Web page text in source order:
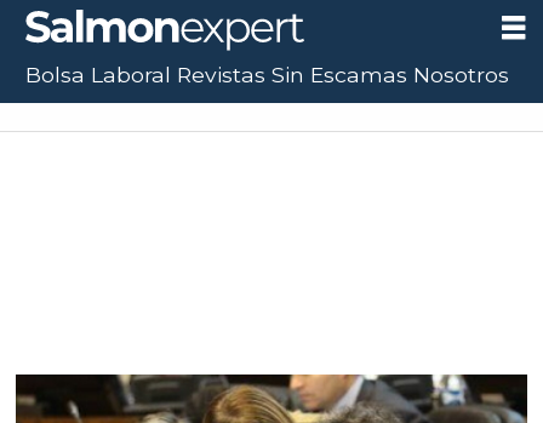
Bolsa Laboral Revistas Sin Escamas Nosotros